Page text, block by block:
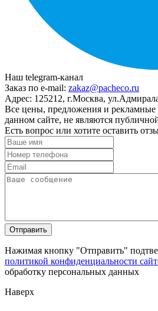
Наш telegram-канал
Заказ по e-mail: zakaz@pacheco.ru
Адрес: 125212, г.Москва,
Все цены, предложения и
данном сайте, не являются
Есть вопрос или хотите оставить
Нажимая кнопку "Отправить"
политикой конфиденциальности
обработку персональных данных
Наверх